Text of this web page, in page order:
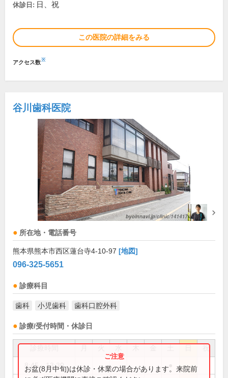
休診日: 日、祝
この医院の詳細をみる
アクセス数※
谷川歯科医院
所在地・電話番号
熊本県熊本市西区蓮台寺4-10-97 [地図]
096-325-5651
診療科目
歯科 小児歯科 歯科口腔外科
診療/受付時間・休診日
祝
8:45～13:30
お盆(8月中旬)は休診・休業の場合があります。来院前